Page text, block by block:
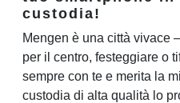
custodia!
Mengen è una città vivace
per il centro, festeggiare o
sempre con te e merita la
custodia di alta qualità lo